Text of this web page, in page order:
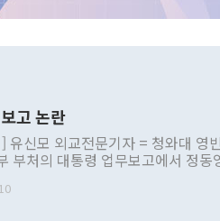
고 논란
유신모 외교전문기자 = 청와대 영
부처의 대통령 업무보고에서 정
부 내 조율을 거치지 않은 사안을 정